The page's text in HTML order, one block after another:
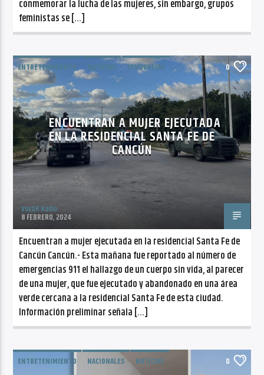
conmemorar la lucha de las mujeres, sin embargo, grupos
feministas se […]
ENTRETENIMIENTO NOTICIAS TENDENCIAS 0
ENCUENTRAN A MUJER EJECUTADA
EN LA RESIDENCIAL SANTA FE DE
CANCÚN
VoxQR Radio
8 FEBRERO, 2024
Encuentran a mujer ejecutada en la residencial Santa Fe de
Cancún Cancún.- Esta mañana fue reportado al número de
emergencias 911 el hallazgo de un cuerpo sin vida, al parecer
de una mujer, que fue ejecutado y abandonado en una área
verde cercana a la residencial Santa Fe de esta ciudad.
Información preliminar señala […]
ENTRETENIMIENTO NACIONALES
NOTICIAS
0